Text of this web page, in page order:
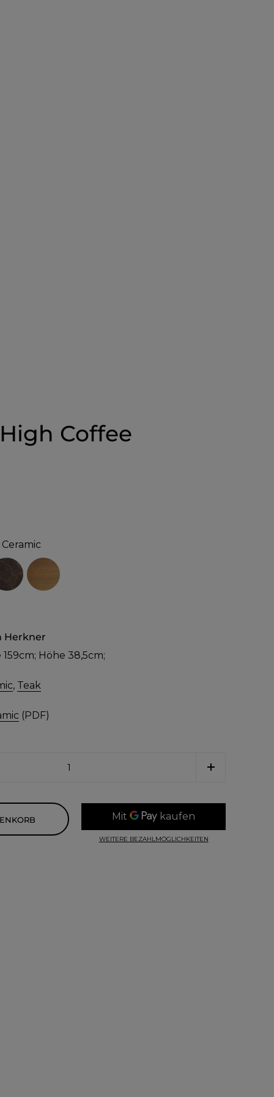
Coffee
Ceramic
Herkner
Höhe 38,5cm;
, Teak
(PDF)
WEITERE BEZAHLMÖGLICHKEITEN